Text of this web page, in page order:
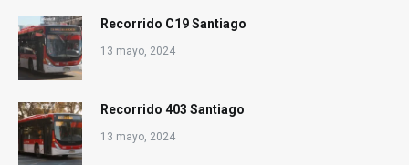
Recorrido C19 Santiago
13 mayo, 2024
Recorrido 403 Santiago
13 mayo, 2024